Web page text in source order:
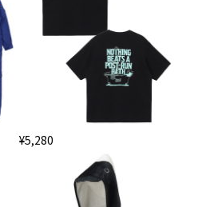
¥5,280